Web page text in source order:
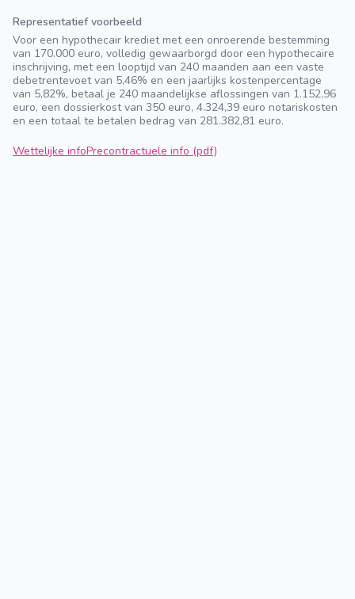
Representatief voorbeeld
Voor een hypothecair krediet met een onroerende bestemming
van 170.000 euro, volledig gewaarborgd door een hypothecaire
inschrijving, met een looptijd van 240 maanden aan een vaste
debetrentevoet van 5,46% en een jaarlijks kostenpercentage
van 5,82%, betaal je 240 maandelijkse aflossingen van 1.152,96
euro, een dossierkost van 350 euro, 4.324,39 euro notariskosten
en een totaal te betalen bedrag van 281.382,81 euro.
Wettelijke infoPrecontractuele info (pdf)